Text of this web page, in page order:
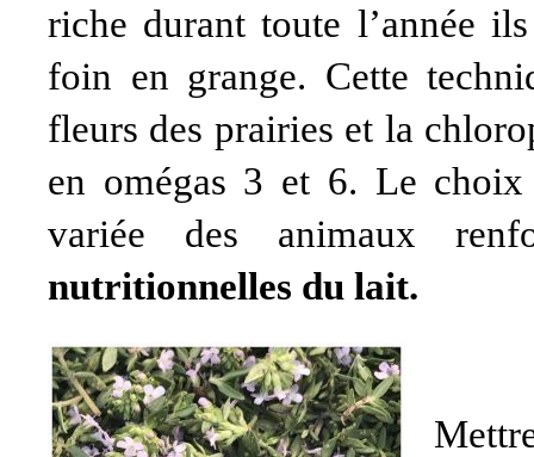
riche durant toute l’année
foin en grange. Cette
fleurs des prairies et la
en omégas 3 et 6. Le
variée des animaux
nutritionnelles du lait.